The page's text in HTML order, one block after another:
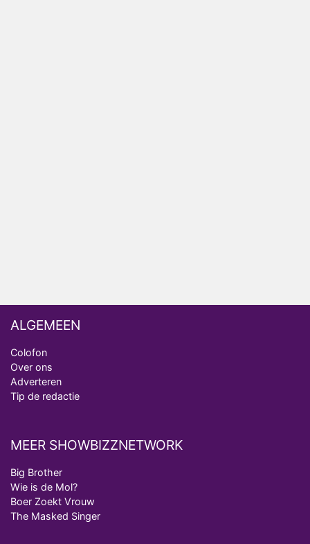
ALGEMEEN
Colofon
Over ons
Adverteren
Tip de redactie
MEER SHOWBIZZNETWORK
Big Brother
Wie is de Mol?
Boer Zoekt Vrouw
The Masked Singer